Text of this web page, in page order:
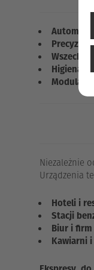
Higiena i
Niezależnie
Urządzenia
Hoteli i
Stacji
Biur i firm
Kawiarni